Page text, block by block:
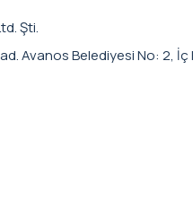
Şti.
Avanos Belediyesi No: 2, İç